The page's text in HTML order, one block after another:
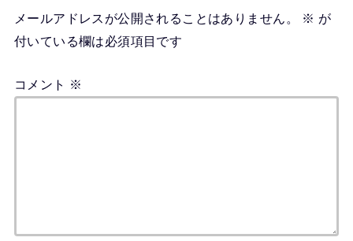
メールアドレスが公開されることはありません。 ※ が
付いている欄は必須項目です
コメント ※